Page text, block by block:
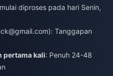
diproses pada hari Senin,
): Tanggapan
pertama kali: Penuh 24-48